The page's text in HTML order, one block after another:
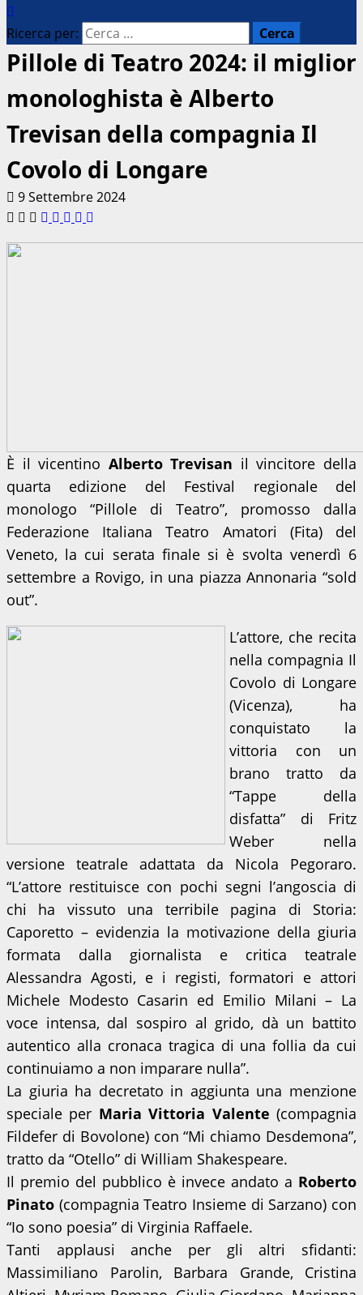
Ricerca per:
Pillole di Teatro 2024: il miglior
monologhista è Alberto
Trevisan della compagnia Il
Covolo di Longare
9 Settembre 2024
È il vicentino Alberto Trevisan il vincitore della
quarta edizione del Festival regionale del
monologo “Pillole di Teatro”, promosso dalla
Federazione Italiana Teatro Amatori (Fita) del
Veneto, la cui serata finale si è svolta venerdì 6
settembre a Rovigo, in una piazza Annonaria “sold
out”.
L’attore, che recita
nella compagnia Il
Covolo di Longare
(Vicenza), ha
conquistato la
vittoria con un
brano tratto da
“Tappe della
disfatta” di Fritz
Weber nella
versione teatrale adattata da Nicola Pegoraro.
“L’attore restituisce con pochi segni l’angoscia di
chi ha vissuto una terribile pagina di Storia:
Caporetto – evidenzia la motivazione della giuria
formata dalla giornalista e critica teatrale
Alessandra Agosti, e i registi, formatori e attori
Michele Modesto Casarin ed Emilio Milani – La
voce intensa, dal sospiro al grido, dà un battito
autentico alla cronaca tragica di una follia da cui
continuiamo a non imparare nulla”.
La giuria ha decretato in aggiunta una menzione
speciale per Maria Vittoria Valente (compagnia
Fildefer di Bovolone) con “Mi chiamo Desdemona”,
tratto da “Otello” di William Shakespeare.
Il premio del pubblico è invece andato a Roberto
Pinato (compagnia Teatro Insieme di Sarzano) con
“Io sono poesia” di Virginia Raffaele.
Tanti applausi anche per gli altri sfidanti:
Massimiliano Parolin, Barbara Grande, Cristina